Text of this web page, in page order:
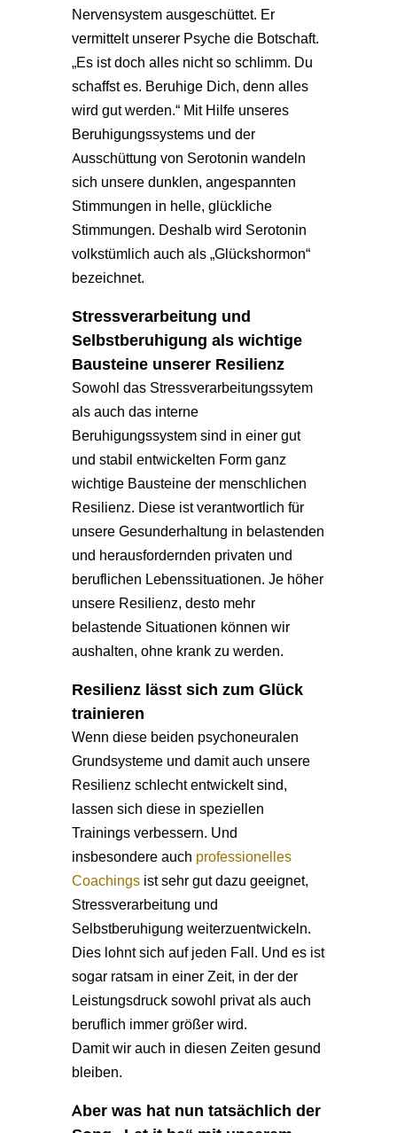
Nervensystem ausgeschüttet. Er
vermittelt unserer Psyche die Botschaft.
„Es ist doch alles nicht so schlimm. Du
schaffst es. Beruhige Dich, denn alles
wird gut werden.“ Mit Hilfe unseres
Beruhigungssystems und der
Ausschüttung von Serotonin wandeln
sich unsere dunklen, angespannten
Stimmungen in helle, glückliche
Stimmungen. Deshalb wird Serotonin
volkstümlich auch als „Glückshormon“
bezeichnet.
Stressverarbeitung und
Selbstberuhigung als wichtige
Bausteine unserer Resilienz
Sowohl das Stressverarbeitungssytem
als auch das interne
Beruhigungssystem sind in einer gut
und stabil entwickelten Form ganz
wichtige Bausteine der menschlichen
Resilienz. Diese ist verantwortlich für
unsere Gesunderhaltung in belastenden
und herausfordernden privaten und
beruflichen Lebenssituationen. Je höher
unsere Resilienz, desto mehr
belastende Situationen können wir
aushalten, ohne krank zu werden.
Resilienz lässt sich zum Glück
trainieren
Wenn diese beiden psychoneuralen
Grundsysteme und damit auch unsere
Resilienz schlecht entwickelt sind,
lassen sich diese in speziellen
Trainings verbessern. Und
insbesondere auch professionelles
Coachingsist sehr gut dazu geeignet,
Stressverarbeitung und
Selbstberuhigung weiterzuentwickeln.
Dies lohnt sich auf jeden Fall. Und es ist
sogar ratsam in einer Zeit, in der der
Leistungsdruck sowohl privat als auch
beruflich immer größer wird.
Damit wir auch in diesen Zeiten gesund
bleiben.
Aber was hat nun tatsächlich der